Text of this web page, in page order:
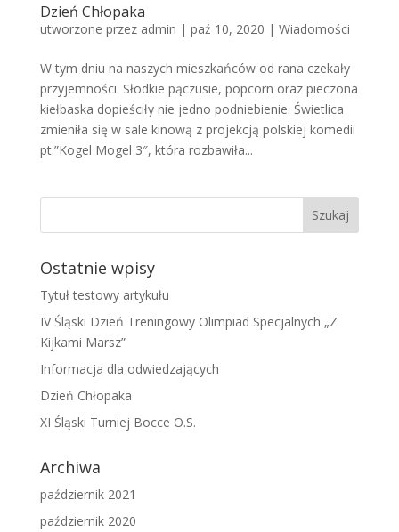
Dzień Chłopaka
utworzone przez admin | paź 10, 2020 | Wiadomości
W tym dniu na naszych mieszkańców od rana czekały
przyjemności. Słodkie pączusie, popcorn oraz pieczona
kiełbaska dopieściły nie jedno podniebienie. Świetlica
zmieniła się w sale kinową z projekcją polskiej komedii
pt.”Kogel Mogel 3″, która rozbawiła...
Ostatnie wpisy
Tytuł testowy artykułu
IV Śląski Dzień Treningowy Olimpiad Specjalnych „Z
Kijkami Marsz”
Informacja dla odwiedzających
Dzień Chłopaka
XI Śląski Turniej Bocce O.S.
Archiwa
październik 2021
październik 2020